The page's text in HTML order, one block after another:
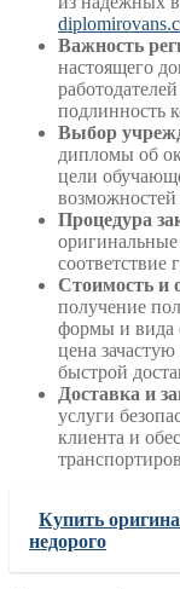
Важность
настоящего
подлинность
Выбор
дипломы об
цели
Процедура
оригинальные
Стоимость и
получение
формы и вида
цена
быстрой
Доставка и
услуги
клиента и
Купить
недорого